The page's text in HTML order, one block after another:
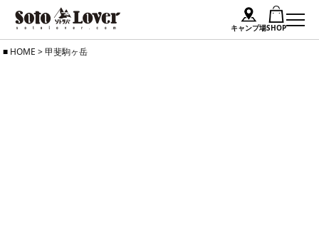
キャンプ場SHOP
SkipHOME >甲斐駒ヶ岳